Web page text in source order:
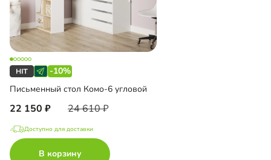
-10%
Письменный стол Комо-6 угловой
22 150 24 610
Доступно для доставки
В корзину